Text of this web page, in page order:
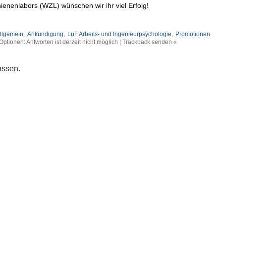
(WZL) wünschen wir ihr viel Erfolg!
Ankündigung LuF Arbeits- und Ingenieurpsychologie
Promotionen
Antworten ist derzeit nicht möglich | Trackback senden «